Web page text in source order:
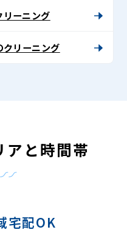
リーニング
クリーニング
アと時間帯
宅配OK